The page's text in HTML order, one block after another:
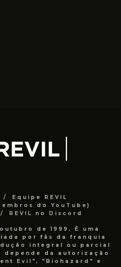
Equipe REVIL
do YouTube)
REVIL no Discord
de 1999. É uma
por fãs da franquia
integral ou parcial
depende da autorização
Evil", "Biohazard" e